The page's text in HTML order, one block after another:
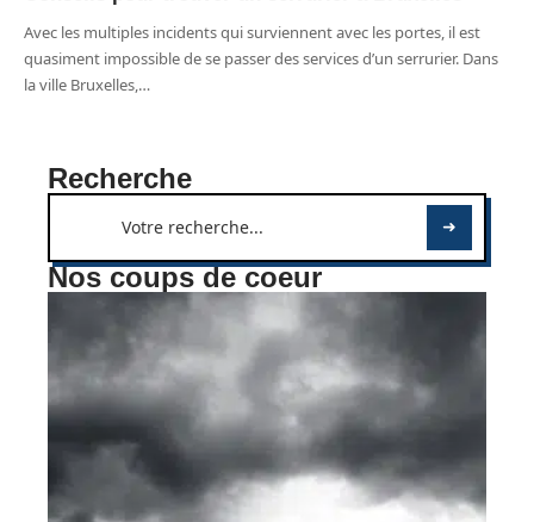
Avec les multiples incidents qui surviennent avec les portes, il est
quasiment impossible de se passer des services d’un serrurier. Dans
la ville Bruxelles, …
Recherche
Nos coups de coeur